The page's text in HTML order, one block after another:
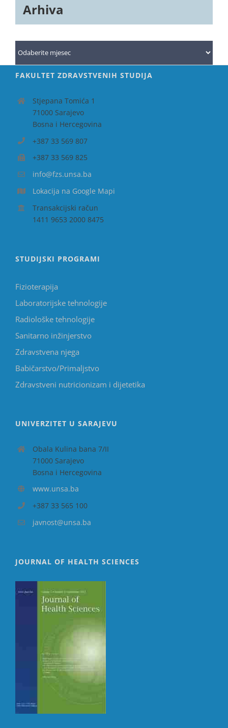
Arhiva
Arhiva
FAKULTET ZDRAVSTVENIH STUDIJA
Stjepana Tomića 1
71000 Sarajevo
Bosna i Hercegovina
+387 33 569 807
+387 33 569 825
info@fzs.unsa.ba
Lokacija na Google Mapi
Transakcijski račun
1411 9653 2000 8475
STUDIJSKI PROGRAMI
Fizioterapija
Laboratorijske tehnologije
Radiološke tehnologije
Sanitarno inžinjerstvo
Zdravstvena njega
Babičarstvo/Primaljstvo
Zdravstveni nutricionizam i dijetetika
UNIVERZITET U SARAJEVU
Obala Kulina bana 7/II
71000 Sarajevo
Bosna i Hercegovina
www.unsa.ba
+387 33 565 100
javnost@unsa.ba
JOURNAL OF HEALTH SCIENCES